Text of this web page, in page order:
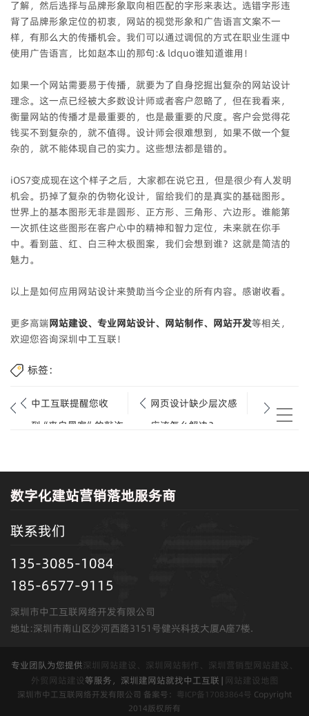
了解，然后选择与品牌形象取向相匹配的字形来表达。选错字形违
背了品牌形象定位的初衷， 网站的视觉形象和广告语言文案不一
样，有那么大的传播机会。我们可以通过调侃的方式在职业生涯中
使用广告语言，比如赵本山的那句:& ldquo谁知道谁用！
如果一个网站需要易于传播，就要为了自身挖掘出复杂的网站设计
理念。这一点已经被大多数设计师或者客户忽略了，但在我看来，
衡量网站的传播才是最重要的，也是最重要的尺度。客户会觉得花
钱买不到复杂的，就不值得。设计师会很难想到，如果不做一个复
杂的，就不能体现自己的实力。这些想法都是错的。
iOS7变成现在这个样子之后，大家都在说它丑，但是很少有人发明
机会。扔掉了复杂的伪物化设计，留给我们的是真实的基础图形。
世界上的基本图形无非是圆形、正方形、三角形、六边形。谁能第
一次抓住这些图形在客户心中的精神和智力定位，未来就在你手
中。看到蓝、红、白三种太极图案，我们会想到谁？这就是简洁的
魅力。
以上是如何应用网站设计来赞助当今企业的所有内容。感谢收看。
更多高端网站建设、专业网站设计、网站制作、网站开发等相关，
欢迎您咨询深圳中工互联！
标签：
中工互联提醒您收
到“来自黑客”的敲诈
网页设计缺少层次感
应该怎么解决？
数字化建站营销落地服务商
联系我们
135-3085-1084
185-6577-9115
深圳市中工互联网络开发有限公司
地址:深圳市南山区沙河西路3151号健兴科技大厦A座7楼.
专业团队为您提供深圳网站建设、深圳网站制作、深圳营销型网站建设、
外贸网站建设等服务，深圳建网站就找中工互联 | 网站建设地图
深圳市中工互联网络开发有限公司 备案号： 粤ICP备17083864号 Copyright
2014版权所有